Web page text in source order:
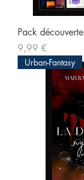
Pack découverte
Prix
9,99 €
Urban-Fantasy